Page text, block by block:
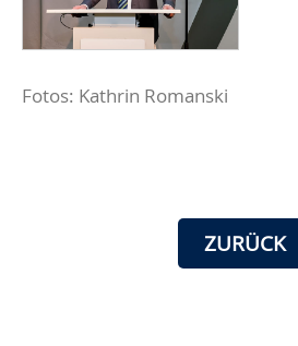
Fotos: Kathrin Romanski
ZURÜCK